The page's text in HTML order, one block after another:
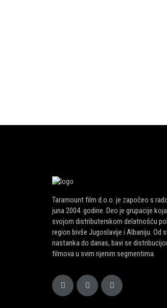
Taramount film d.o.o. je započeo s
juna 2004. godine. Deo je grupacije koja
svojom distributerskom delatnošću
region bivše Jugoslavije i Albaniju. Od
nastanka do danas, bavi se
filmova u svim njenim segmentima.